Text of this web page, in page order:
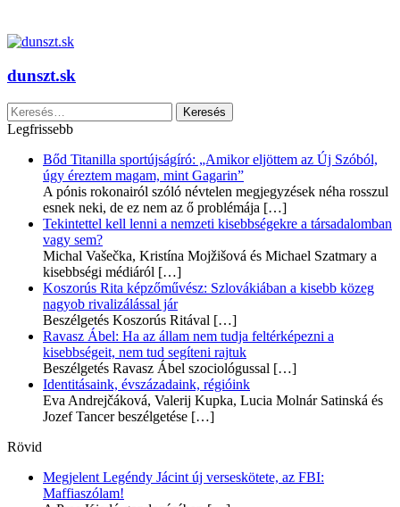
dunszt.sk
Keresés:
Legfrissebb
Bőd Titanilla sportújságíró: „Amikor eljöttem az Új Szóból,
úgy éreztem magam, mint Gagarin”
A pónis rokonairól szóló névtelen megjegyzések néha rosszul
esnek neki, de ez nem az ő problémája […]
Tekintettel kell lenni a nemzeti kisebbségekre a társadalomban
vagy sem?
Michal Vašečka, Kristína Mojžišová és Michael Szatmary a
kisebbségi médiáról […]
Koszorús Rita képzőművész: Szlovákiában a kisebb közeg
nagyob rivalizálással jár
Beszélgetés Koszorús Ritával […]
Ravasz Ábel: Ha az állam nem tudja feltérképezni a
kisebbségeit, nem tud segíteni rajtuk
Beszélgetés Ravasz Ábel szociológussal […]
Identitásaink, évszázadaink, régióink
Eva Andrejčáková, Valerij Kupka, Lucia Molnár Satinská és
Jozef Tancer beszélgetése […]
Rövid
Megjelent Legéndy Jácint új verseskötete, az FBI:
Maffiaszólam!